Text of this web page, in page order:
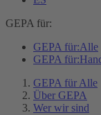
GEPA für:
GEPA für:Alle
GEPA für:
GEPA für Alle
Über GEPA
Wer wir sind